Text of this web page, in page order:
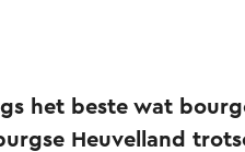
het beste wat
Heuvelland